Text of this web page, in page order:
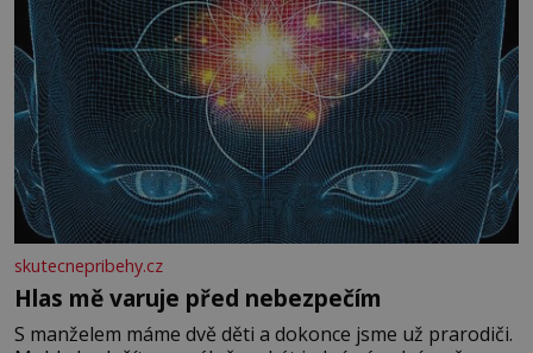
skutecnepribehy.cz
Hlas mě varuje před nebezpečím
S manželem máme dvě děti a dokonce jsme už prarodiči.